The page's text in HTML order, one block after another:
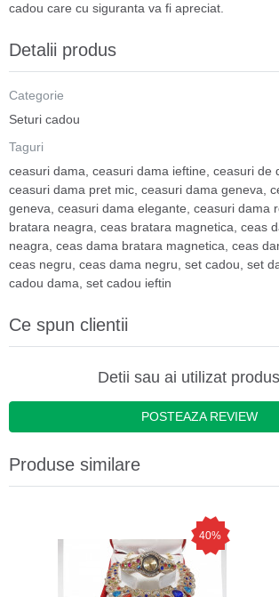
cadou care cu siguranta va fi apreciat.
Detalii produs
Categorie
Seturi cadou
Taguri
ceasuri dama, ceasuri dama ieftine, ceasuri de
ceasuri dama pret mic, ceasuri dama geneva,
geneva, ceasuri dama elegante, ceasuri dama
bratara neagra, ceas bratara magnetica, ceas
neagra, ceas dama bratara magnetica, ceas
ceas negru, ceas dama negru, set cadou, set
cadou dama, set cadou ieftin
Ce spun clientii
Detii sau ai utilizat
POSTEAZA REVIEW
Produse similare
40%